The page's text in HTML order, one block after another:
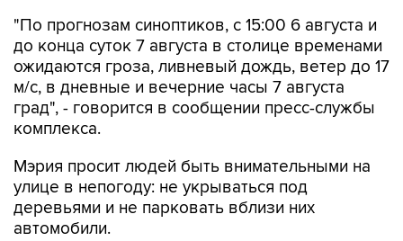
"По прогнозам синоптиков, с 15:00 6 августа и
до конца суток 7 августа в столице временами
ожидаются гроза, ливневый дождь, ветер до 17
м/с, в дневные и вечерние часы 7 августа
град", - говорится в сообщении пресс-службы
комплекса.
Мэрия просит людей быть внимательными на
улице в непогоду: не укрываться под
деревьями и не парковать вблизи них
автомобили.